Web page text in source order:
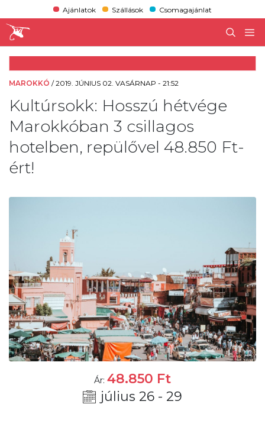
Ajánlatok Szállások Csomagajánlat
MAROKKÓ /2019. JÚNIUS 02. VASÁRNAP - 21:52
Kultúrsokk: Hosszú hétvége
Marokkóban 3 csillagos
hotelben, repülővel 48.850 Ft-
ért!
Ár: 48.850 Ft
július 26 - 29